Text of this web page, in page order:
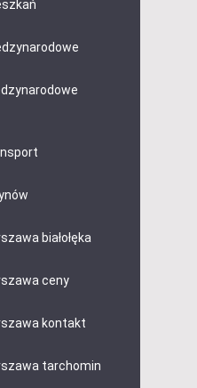
białołęka
ceny
kontakt
tarchomin